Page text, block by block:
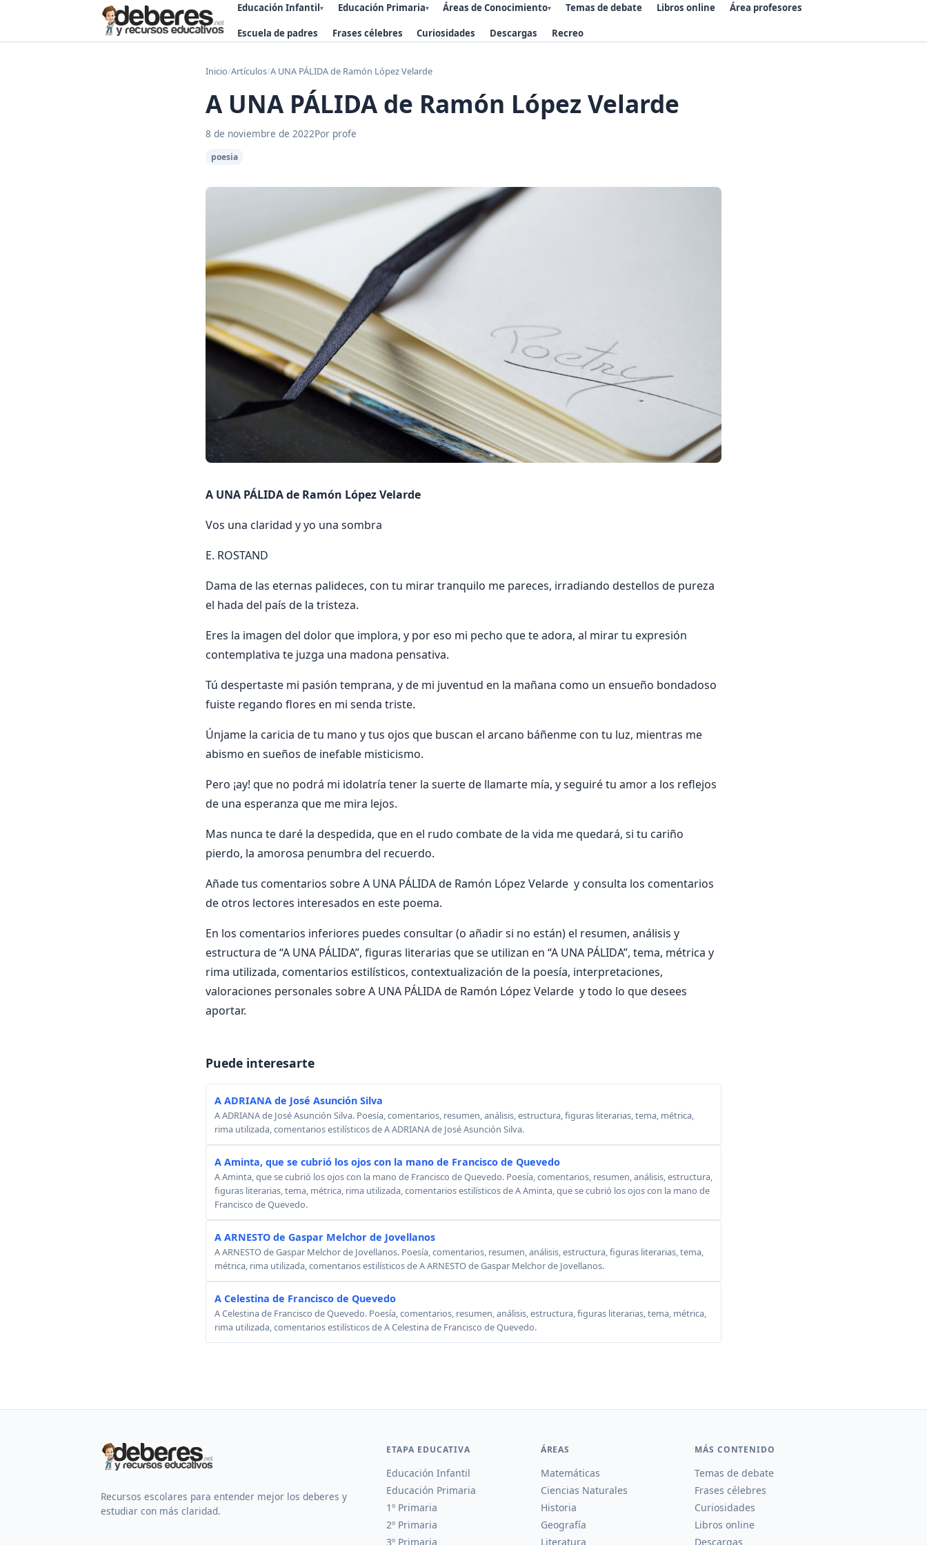
Educación Infantil▾ Educación Primaria▾ Áreas de Conocimiento▾ Temas de debate Libros online Área profesores
Escuela de padres Frases célebres Curiosidades Descargas Recreo
Inicio/Artículos/A UNA PÁLIDA de Ramón López Velarde
A UNA PÁLIDA de Ramón López Velarde
8 de noviembre de 2022Por profe
poesia
A UNA PÁLIDA de Ramón López Velarde
Vos una claridad y yo una sombra
E. ROSTAND
Dama de las eternas palideces, con tu mirar tranquilo me pareces, irradiando destellos de pureza
el hada del país de la tristeza.
Eres la imagen del dolor que implora, y por eso mi pecho que te adora, al mirar tu expresión
contemplativa te juzga una madona pensativa.
Tú despertaste mi pasión temprana, y de mi juventud en la mañana como un ensueño bondadoso
fuiste regando flores en mi senda triste.
Únjame la caricia de tu mano y tus ojos que buscan el arcano báñenme con tu luz, mientras me
abismo en sueños de inefable misticismo.
Pero ¡ay! que no podrá mi idolatría tener la suerte de llamarte mía, y seguiré tu amor a los reflejos
de una esperanza que me mira lejos.
Mas nunca te daré la despedida, que en el rudo combate de la vida me quedará, si tu cariño
pierdo, la amorosa penumbra del recuerdo.
Añade tus comentarios sobre A UNA PÁLIDA de Ramón López Velarde y consulta los comentarios
de otros lectores interesados en este poema.
En los comentarios inferiores puedes consultar (o añadir si no están) el resumen, análisis y
estructura de “A UNA PÁLIDA”, figuras literarias que se utilizan en “A UNA PÁLIDA”, tema, métrica y
rima utilizada, comentarios estilísticos, contextualización de la poesía, interpretaciones,
valoraciones personales sobre A UNA PÁLIDA de Ramón López Velarde y todo lo que desees
aportar.
Puede interesarte
A ADRIANA de José Asunción Silva
A ADRIANA de José Asunción Silva. Poesía, comentarios, resumen, análisis, estructura, figuras literarias, tema, métrica,
rima utilizada, comentarios estilísticos de A ADRIANA de José Asunción Silva.
A Aminta, que se cubrió los ojos con la mano de Francisco de Quevedo
A Aminta, que se cubrió los ojos con la mano de Francisco de Quevedo. Poesía, comentarios, resumen, análisis, estructura,
figuras literarias, tema, métrica, rima utilizada, comentarios estilísticos de A Aminta, que se cubrió los ojos con la mano de
Francisco de Quevedo.
A ARNESTO de Gaspar Melchor de Jovellanos
A ARNESTO de Gaspar Melchor de Jovellanos. Poesía, comentarios, resumen, análisis, estructura, figuras literarias, tema,
métrica, rima utilizada, comentarios estilísticos de A ARNESTO de Gaspar Melchor de Jovellanos.
A Celestina de Francisco de Quevedo
A Celestina de Francisco de Quevedo. Poesía, comentarios, resumen, análisis, estructura, figuras literarias, tema, métrica,
rima utilizada, comentarios estilísticos de A Celestina de Francisco de Quevedo.
Recursos escolares para entender mejor los deberes y
estudiar con más claridad.
ETAPA EDUCATIVA
Educación Infantil
Educación Primaria
1º Primaria
2º Primaria
3º Primaria
ÁREAS
Matemáticas
Ciencias Naturales
Historia
Geografía
Literatura
MÁS CONTENIDO
Temas de debate
Frases célebres
Curiosidades
Libros online
Descargas